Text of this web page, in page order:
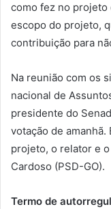
como fez no projeto
escopo do projeto,
contribuição para
Na reunião com os
nacional de
presidente do
votação de
projeto, o relator e
Cardoso (PSD-GO).
Termo de